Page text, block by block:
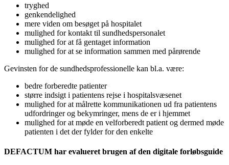
tryghed
genkendelighed
mere viden om besøget på hospitalet
mulighed for kontakt til sundhedspersonalet
mulighed for at få gentaget information
mulighed for at se information sammen med pårørende
Gevinsten for de sundhedsprofessionelle kan bl.a. være:
bedre forberedte patienter
større indsigt i patientens rejse i hospitalsvæsenet
mulighed for at målrette kommunikationen ud fra patientens
udfordringer og bekymringer, mens de er i hjemmet
mulighed for at møde en velforberedt patient og dermed møde
patienten i det der fylder for den enkelte
DEFACTUM har evalueret brugen af den digitale forløbsguide